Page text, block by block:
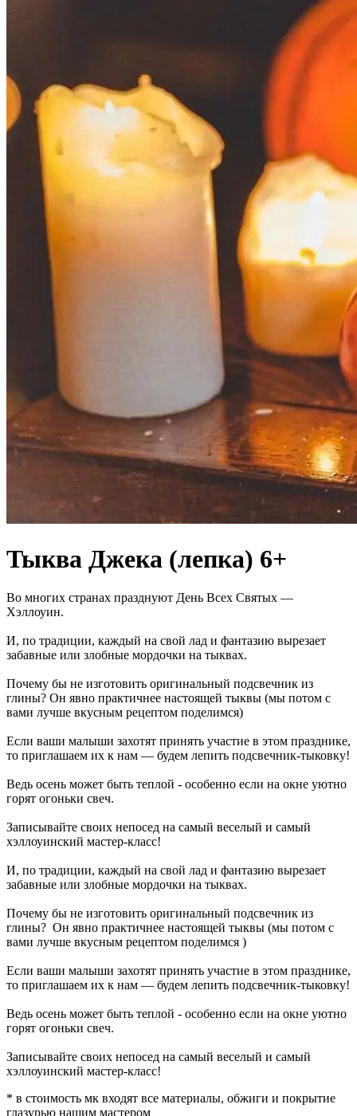
Тыква Джека (лепка) 6+
Во многих странах празднуют День Всех Святых —
Хэллоуин.
И, по традиции, каждый на свой лад и фантазию вырезает
забавные или злобные мордочки на тыквах.
Почему бы не изготовить оригинальный подсвечник из
глины? Он явно практичнее настоящей тыквы (мы потом с
вами лучше вкусным рецептом поделимся)
Если ваши малыши захотят принять участие в этом празднике,
то приглашаем их к нам — будем лепить подсвечник-тыковку!
Ведь осень может быть теплой - особенно если на окне уютно
горят огоньки свеч.
Записывайте своих непосед на самый веселый и самый
хэллоуинский мастер-класс!
И, по традиции, каждый на свой лад и фантазию вырезает
забавные или злобные мордочки на тыквах.
Почему бы не изготовить оригинальный подсвечник из
глины? Он явно практичнее настоящей тыквы (мы потом с
вами лучше вкусным рецептом поделимся )
Если ваши малыши захотят принять участие в этом празднике,
то приглашаем их к нам — будем лепить подсвечник-тыковку!
Ведь осень может быть теплой - особенно если на окне уютно
горят огоньки свеч.
Записывайте своих непосед на самый веселый и самый
хэллоуинский мастер-класс!
* в стоимость мк входят все материалы, обжиги и покрытие
глазурью нашим мастером